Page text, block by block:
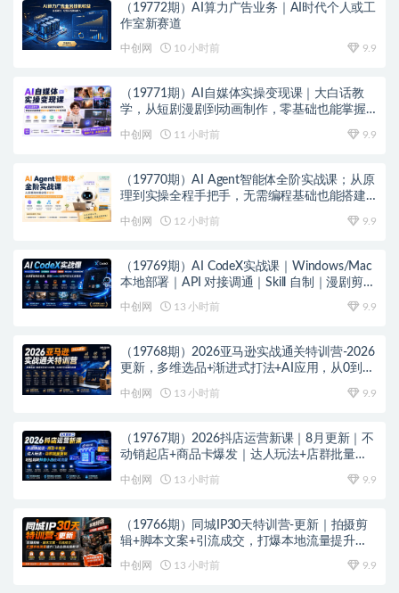
（19772期）AI算力广告业务｜AI时代个人或工
作室新赛道
中创网 10 小时前 9.9
（19771期）AI自媒体实操变现课｜大白话教
学，从短剧漫剧到动画制作，零基础也能掌握
中创网 11 小时前 9.9
（19770期）AI Agent智能体全阶实战课；从原
理到实操全程手把手，无需编程基础也能搭建
中创网 12 小时前 9.9
（19769期）AI CodeX实战课｜Windows/Mac
本地部署｜API 对接调通｜Skill 自制｜漫剧剪辑
中创网 13 小时前 9.9
（19768期）2026亚马逊实战通关特训营-2026
更新，多维选品+渐进式打法+AI应用，从0到1
中创网 13 小时前 9.9
（19767期）2026抖店运营新课｜8月更新｜不
动销起店+商品卡爆发｜达人玩法+店群批量复
中创网 13 小时前 9.9
（19766期）同城IP30天特训营-更新｜拍摄剪
辑+脚本文案+引流成交，打爆本地流量提升门
中创网 13 小时前 9.9